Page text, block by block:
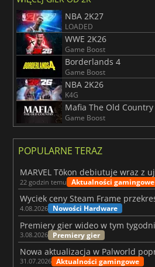
NBA 2K27
LOADED
WWE 2K26
Game Boost
Borderlands 4
Game Boost
NBA 2K26
K4G
Mafia The Old Country
Game Boost
POPULARNE TERAZ
22 godzin temu Aktualności gamingowe
4.08.2026 Nowości Hardware
3.08.2026 Premiery gier
31.07.2026 Aktualności gamingowe